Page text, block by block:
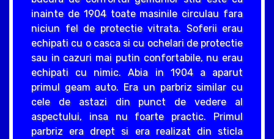
inainte de 1904 toate masinile circulau fara
niciun fel de protectie vitrata. Soferii erau
echipati cu o casca si cu ochelari de protectie
sau in cazuri mai putin confortabile, nu erau
echipati cu nimic. Abia in 1904 a aparut
primul geam auto. Era un parbriz similar cu
cele de astazi din punct de vedere al
aspectului, insa nu foarte practic. Primul
parbriz era drept si era realizat din sticla